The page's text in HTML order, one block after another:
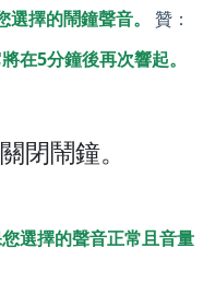
擇的鬧鐘聲音。
贊：
在5分鐘後再次響起。
閉鬧鐘。
選擇的聲音正常且音量